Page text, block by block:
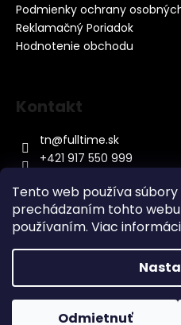
Tento web používa
prechádzaním tohto
používaním. Viac
Odmietnuť
Podmienky ochrany
Reklamačný Poriadok
Hodnotenie obchodu
Kontakt
tn@fulltime.sk
+421 917 550 999
Vytvoril
Copyright 2026
Upraviť